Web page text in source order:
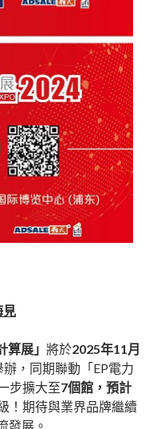
見
算展」 將於2025年11月
辦，同期聯動「EP電力
步擴大至7個館，預計
！期待與業界品牌繼續
發展。